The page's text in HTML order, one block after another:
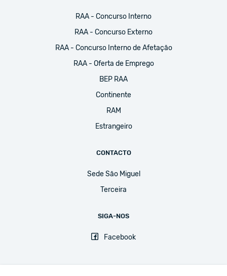
RAA - Concurso Interno
RAA - Concurso Externo
RAA - Concurso Interno de Afetação
RAA - Oferta de Emprego
BEP RAA
Continente
RAM
Estrangeiro
CONTACTO
Sede São Miguel
Terceira
SIGA-NOS
Facebook